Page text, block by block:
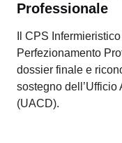
Professionale
Il CPS
Perfezionamento
dossier finale e
sostegno
(UACD).